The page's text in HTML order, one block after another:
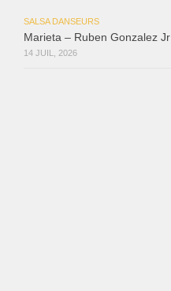
SALSA DANSEURS
Marieta – Ruben Gonzalez Jr
14 JUIL, 2026